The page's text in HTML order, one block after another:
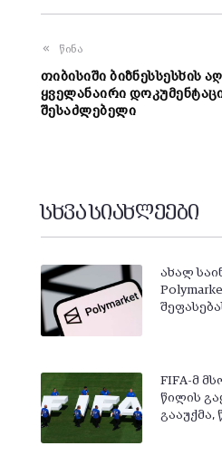
წინა
თიბისიში ბიზნესსესხის
ყველანაირი
შესაძლებელი
სხვა სიახლეები
ახალ
FIFA-მ
წილის
გააუქმა,